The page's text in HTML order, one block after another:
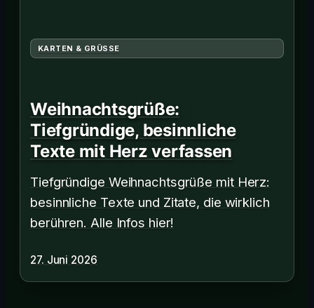
KARTEN & GRÜSSE
Weihnachtsgrüße:
Tiefgründige, besinnliche
Texte mit Herz verfassen
Tiefgründige Weihnachtsgrüße mit Herz:
besinnliche Texte und Zitate, die wirklich
berühren. Alle Infos hier!
27. Juni 2026